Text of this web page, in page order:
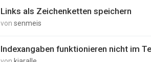
Links als Zeichenketten speichern
von senmeis
Indexangaben funktionieren nicht im